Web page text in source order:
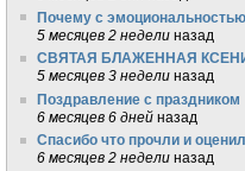
Почему с эмоциональностью
5 месяцев 2 недели назад
СВЯТАЯ БЛАЖЕННАЯ
5 месяцев 3 недели назад
Поздравление с праздником
6 месяцев 6 дней назад
Спасибо что прочли и
6 месяцев 2 недели назад